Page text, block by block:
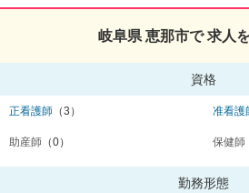
岐阜県 恵那市で 求人
資格
正看護師 （3） 准看護
助産師 （0） 保健師
勤務形態